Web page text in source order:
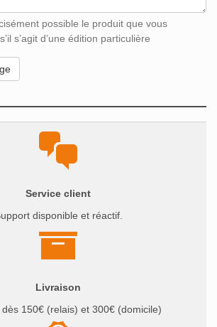
possible le produit que vous
s’agit d’une édition particulière
Service client
disponible et réactif.
Livraison
150€ (relais) et 300€ (domicile)